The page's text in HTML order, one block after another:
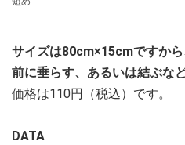
サイズは80cm×15cmですか
前に垂らす、あるいは結ぶな
価格は110円（税込）です。
DATA